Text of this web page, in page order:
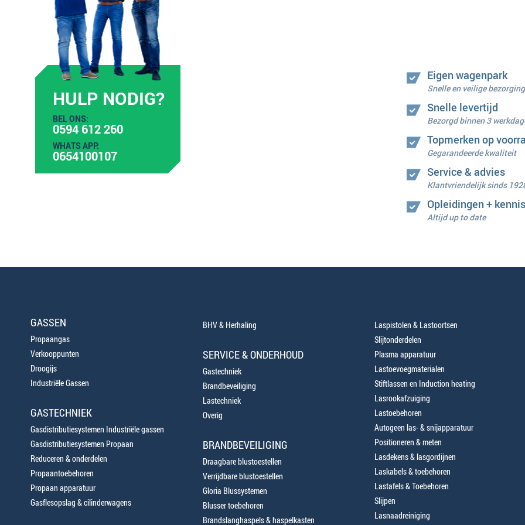
HULP NODIG?
BEL ONS:
0594 612 260
WHATS APP:
0654100107
Eigen wagenpark
Snelle en veilige bezorging
Snelle levertijd
Bezorgd binnen 3
Topmerken op
Gegarandeerde kwaliteit
Service & advies
Klantvriendelijk sinds
Opleidingen + kennis
Altijd up to date
GASSEN
Propaangas
Verkooppunten
Droogijs
Industriële Gassen
GASTECHNIEK
Gasdistributiesystemen Industriële gassen
Gasdistributiesystemen Propaan
Reduceren & onderdelen
Propaantoebehoren
Propaan apparatuur
Gasflesopslag & cilinderwagens
BHV & Herhaling
SERVICE & ONDERHOUD
Gastechniek
Brandbeveiliging
Lastechniek
Overig
BRANDBEVEILIGING
Draagbare blustoestellen
Verrijdbare blustoestellen
Gloria Blussystemen
Blusser toebehoren
Brandslanghaspels & haspelkasten
Laspistolen & Lastoortsen
Slijtonderdelen
Plasma apparatuur
Lastoevoegmaterialen
Stiftlassen en Induction heating
Lasrookafzuiging
Lastoebehoren
Autogeen las- & snijapparatuur
Positioneren & meten
Lasdekens & lasgordijnen
Laskabels & toebehoren
Lastafels & Toebehoren
Slijpen
Lasnaadreiniging